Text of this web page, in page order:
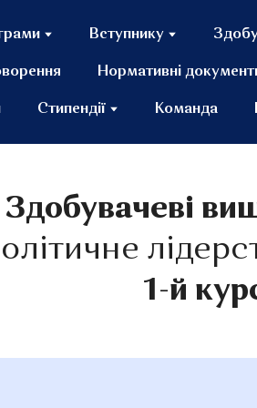
Вступнику
Нормативні
Стипендії Команда
Здобувачеві
1-й